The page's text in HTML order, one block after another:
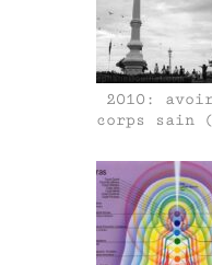
2010:
corps sain